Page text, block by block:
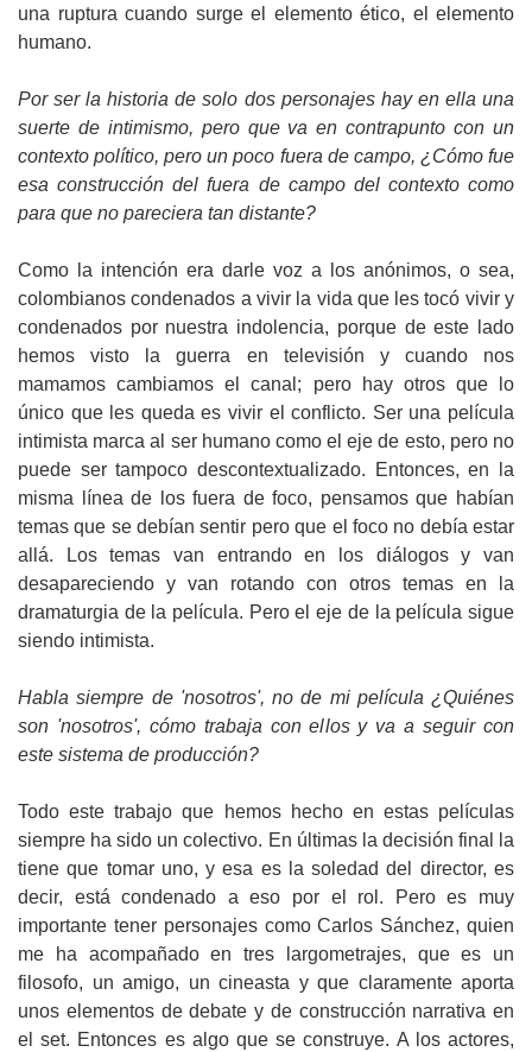
una ruptura cuando surge el elemento ético, el elemento
humano.
Por ser la historia de solo dos personajes hay en ella una
suerte de intimismo, pero que va en contrapunto con un
contexto político, pero un poco fuera de campo, ¿Cómo fue
esa construcción del fuera de campo del contexto como
para que no pareciera tan distante?
Como la intención era darle voz a los anónimos, o sea,
colombianos condenados a vivir la vida que les tocó vivir y
condenados por nuestra indolencia, porque de este lado
hemos visto la guerra en televisión y cuando nos
mamamos cambiamos el canal; pero hay otros que lo
único que les queda es vivir el conflicto. Ser una película
intimista marca al ser humano como el eje de esto, pero no
puede ser tampoco descontextualizado. Entonces, en la
misma línea de los fuera de foco, pensamos que habían
temas que se debían sentir pero que el foco no debía estar
allá. Los temas van entrando en los diálogos y van
desapareciendo y van rotando con otros temas en la
dramaturgia de la película. Pero el eje de la película sigue
siendo intimista.
Habla siempre de 'nosotros', no de mi película ¿Quiénes
son 'nosotros', cómo trabaja con ellos y va a seguir con
este sistema de producción?
Todo este trabajo que hemos hecho en estas películas
siempre ha sido un colectivo. En últimas la decisión final la
tiene que tomar uno, y esa es la soledad del director, es
decir, está condenado a eso por el rol. Pero es muy
importante tener personajes como Carlos Sánchez, quien
me ha acompañado en tres largometrajes, que es un
filosofo, un amigo, un cineasta y que claramente aporta
unos elementos de debate y de construcción narrativa en
el set. Entonces es algo que se construye. A los actores,